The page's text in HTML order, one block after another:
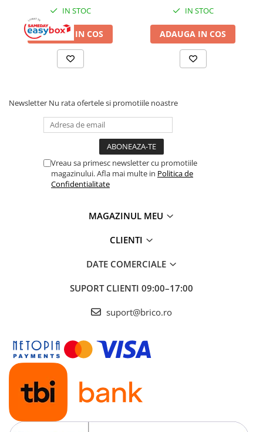
IN STOC
ADAUGA IN COS
IN STOC
ADAUGA IN COS
Newsletter Nu rata ofertele si promotiile noastre
Vreau sa primesc newsletter cu promotiile
magazinului. Afla mai multe in Politica de
Confidentialitate
MAGAZINUL MEU
CLIENTI
DATE COMERCIALE
SUPORT CLIENTI 09:00–17:00
suport@brico.ro